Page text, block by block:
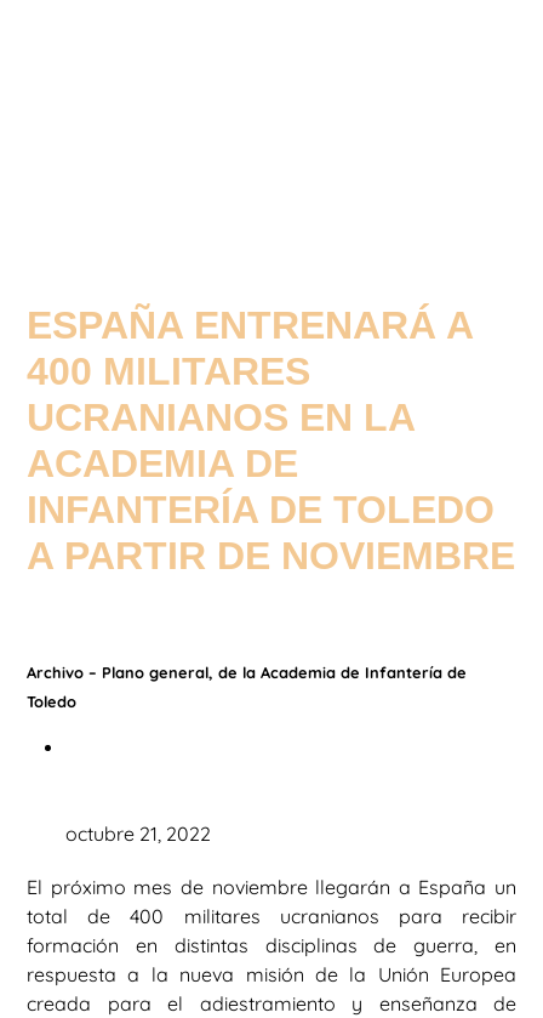
ESPAÑA ENTRENARÁ A
400 MILITARES
UCRANIANOS EN LA
ACADEMIA DE
INFANTERÍA DE TOLEDO
A PARTIR DE NOVIEMBRE
Archivo – Plano general, de la Academia de Infantería de
Toledo
octubre 21, 2022
El próximo mes de noviembre llegarán a España un
total de 400 militares ucranianos para recibir
formación en distintas disciplinas de guerra, en
respuesta a la nueva misión de la Unión Europea
creada para el adiestramiento y enseñanza de